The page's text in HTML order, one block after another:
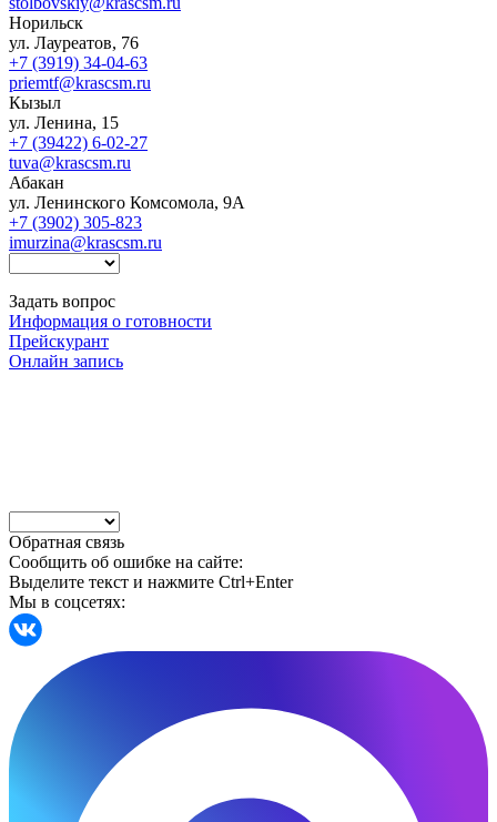
Норильск
ул. Лауреатов, 76
+7 (3919) 34-04-63
priemtf@krascsm.ru
Кызыл
ул. Ленина, 15
+7 (39422) 6-02-27
tuva@krascsm.ru
Абакан
ул. Ленинского Комсомола, 9А
+7 (3902) 305-823
imurzina@krascsm.ru
Задать вопрос
Информация о готовности
Прейскурант
Онлайн запись
Обратная связь
Сообщить об ошибке на сайте:
Выделите текст и нажмите Ctrl+Enter
Мы в соцсетях: